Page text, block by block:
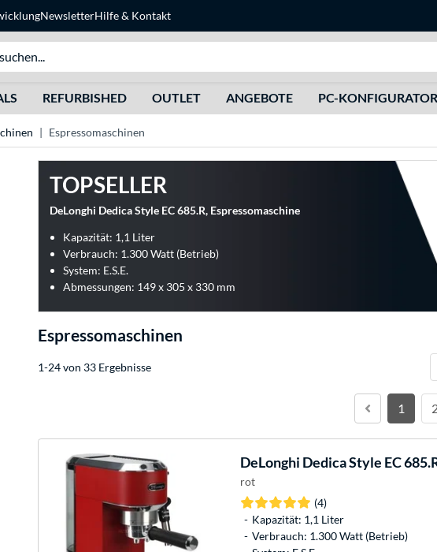
NewsletterHilfe& Kontakt
REFURBISHED OUTLET ANGEBOTE PC-KONFIGURATOR
Espressomaschinen
TOPSELLER
DeLonghi Dedica Style EC 685.R, Espressomaschine
Kapazität: 1,1 Liter
Verbrauch: 1.300 Watt (Betrieb)
System: E.S.E.
Abmessungen: 149 x 305 x 330 mm
Espressomaschinen
1-24 von 33 Ergebnisse
1
DeLonghi Dedica Style EC
rot
(4)
Kapazität: 1,1 Liter
Verbrauch: 1.300 Watt (Betrieb)